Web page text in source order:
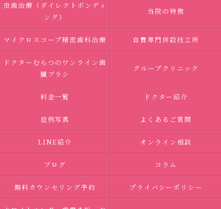
虫歯治療（ダイレクトボンディ
ング）
当院の特徴
マイクロスコープ精密歯科治療 自費専門併設技工所
ドクターむらつのワンライン歯
臓ブラシ
グループクリニック
料金一覧 ドクター紹介
症例写真 よくあるご質問
LINE紹介 オンライン相談
ブログ コラム
無料カウンセリング予約 プライバシーポリシー